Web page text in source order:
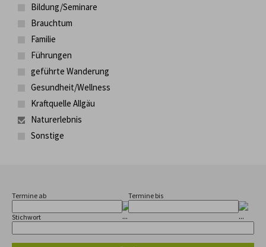
Bildung/Seminare
Brauchtum
Familie
Führungen
geführte Wanderung
Gesundheit/Wellness
Kraftquelle Allgäu
Naturerlebnis
Sonstige
Termine ab Termine bis
Stichwort